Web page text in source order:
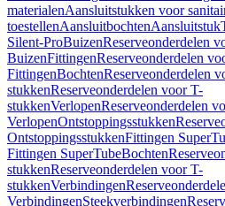
materialenAansluitstukken voor
toestellenAansluitbochtenAansluitstuk
Silent-ProBuizenReserveonderdelen
BuizenFittingenReserveonderdelen
FittingenBochtenReserveonderdelen
stukkenReserveonderdelen voor T-
stukkenVerlopenReserveonderdelen
VerlopenOntstoppingsstukken
OntstoppingsstukkenFittingen
Fittingen SuperTubeBochten
stukkenReserveonderdelen voor T-
stukkenVerbindingen
VerbindingenSteekverbindingen